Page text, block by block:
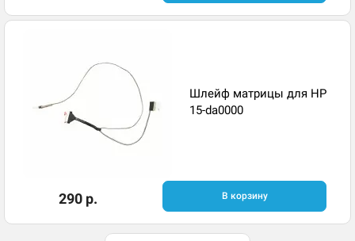
Шлейф матрицы для HP
15-da0000
290 р. В корзину